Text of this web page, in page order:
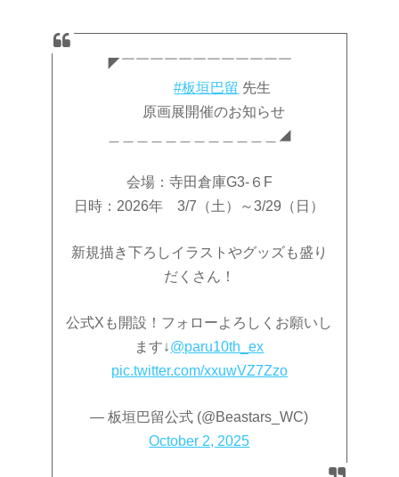
◤￣￣￣￣￣￣￣￣￣￣￣￣
#板垣巴留 先生
原画展開催のお知らせ
＿＿＿＿＿＿＿＿＿＿＿＿◢
会場：寺田倉庫G3-６F
日時：2026年 3/7（土）～3/29（日）
新規描き下ろしイラストやグッズも盛り
だくさん！
公式Xも開設！フォローよろしくお願いし
ます↓@paru10th_ex
pic.twitter.com/xxuwVZ7Zzo
— 板垣巴留公式 (@Beastars_WC)
October 2, 2025